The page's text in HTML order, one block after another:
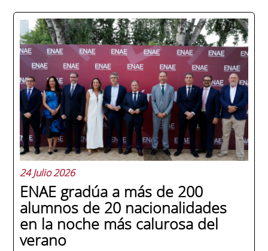
24 Julio 2026
ENAE gradúa a más de 200
alumnos de 20 nacionalidades
en la noche más calurosa del
verano